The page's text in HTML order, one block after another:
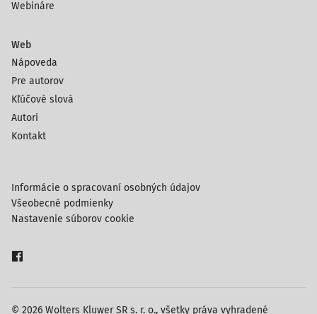
Webináre
Web
Nápoveda
Pre autorov
Kľúčové slová
Autori
Kontakt
© 2026 Wolters Kluwer SR s. r. o., všetky práva vyhradené
Informácie o spracovaní osobných údajov
Všeobecné podmienky
Nastavenie súborov cookie